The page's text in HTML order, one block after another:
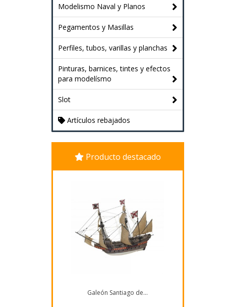
Modelismo Naval y Planos
Pegamentos y Masillas
Perfiles, tubos, varillas y planchas
Pinturas, barnices, tintes y efectos
para modelísmo
Slot
Artículos rebajados
Producto destacado
Galeón Santiago de...